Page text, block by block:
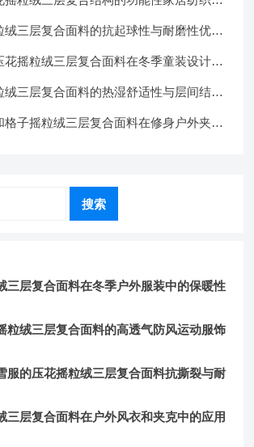
绒三层复合面料的抗起球性与耐磨性优化
花摇粒绒三层复合面料在冬季童装设计中
绒三层复合面料的热湿舒适性与层间结合
格子摇粒绒三层复合面料在修身户外夹克
搜索
三层复合面料在冬季户外服装中的保暖性
粒绒三层复合面料的高透气防风运动服饰
服的压花摇粒绒三层复合面料抗撕裂与耐
三层复合面料在户外风衣和夹克中的应用